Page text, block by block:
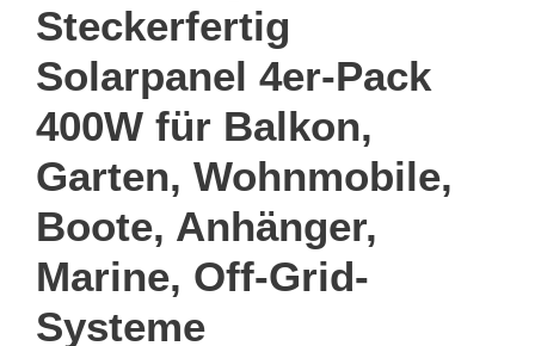
Steckerfertig
Solarpanel 4er-Pack
400W für Balkon,
Garten, Wohnmobile,
Boote, Anhänger,
Marine, Off-Grid-
Systeme